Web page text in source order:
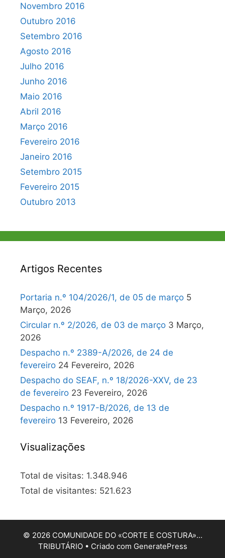
Novembro 2016
Outubro 2016
Setembro 2016
Agosto 2016
Julho 2016
Junho 2016
Maio 2016
Abril 2016
Março 2016
Fevereiro 2016
Janeiro 2016
Setembro 2015
Fevereiro 2015
Outubro 2013
Artigos Recentes
Portaria n.º 104/2026/1, de 05 de março 5
Março, 2026
Circular n.º 2/2026, de 03 de março 3 Março,
2026
Despacho n.º 2389-A/2026, de 24 de
fevereiro 24 Fevereiro, 2026
Despacho do SEAF, n.º 18/2026-XXV, de 23
de fevereiro 23 Fevereiro, 2026
Despacho n.º 1917-B/2026, de 13 de
fevereiro 13 Fevereiro, 2026
Visualizações
Total de visitas: 1.348.946
Total de visitantes: 521.623
© 2026 COMUNIDADE DO «CORTE E COSTURA»…
TRIBUTÁRIO• Criado com GeneratePress